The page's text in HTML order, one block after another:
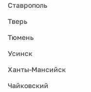
Ставрополь
Тверь
Тюмень
Усинск
Ханты-Мансийск
Чайковский